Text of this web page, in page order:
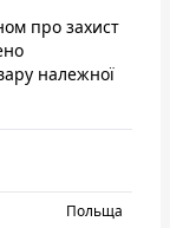
про захист
належної
Польща